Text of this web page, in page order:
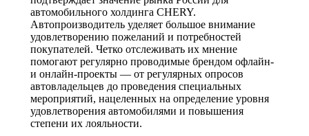
автомобильного холдинга CHERY.
Автопроизводитель уделяет большое внимание
удовлетворению пожеланий и потребностей
покупателей. Четко отслеживать их мнение
помогают регулярно проводимые брендом офлайн-
и онлайн-проекты — от регулярных опросов
автовладельцев до проведения специальных
мероприятий, нацеленных на определение уровня
удовлетворения автомобилями и повышения
степени их лояльности.